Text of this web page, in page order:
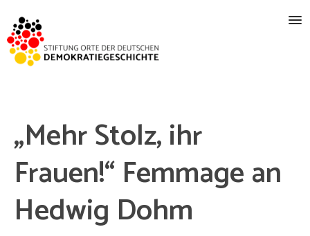
„Mehr Stolz, ihr
Frauen!“ Femmage an
Hedwig Dohm